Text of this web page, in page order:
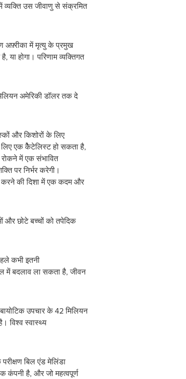
व्यक्ति उस जीवाणु से संक्रमित
अफ़्रीका में मृत्यु के प्रमुख
होगा। परिणाम व्यक्तिगत
अमेरिकी डॉलर तक दे
और किशोरों के लिए
एक कैेटेलिस्ट हो सकता है,
में एक संभावित
पर निर्भर करेगी।
करने की दिशा में एक कदम और
और छोटे बच्चों को तपेदिक
कभी इतनी
में बदलाव ला सकता है, जीवन
उपचार के 42 मिलियन
विश्व स्वास्थ्य
बिल एंड मेलिंडा
कंपनी है, और जो महत्वपूर्ण